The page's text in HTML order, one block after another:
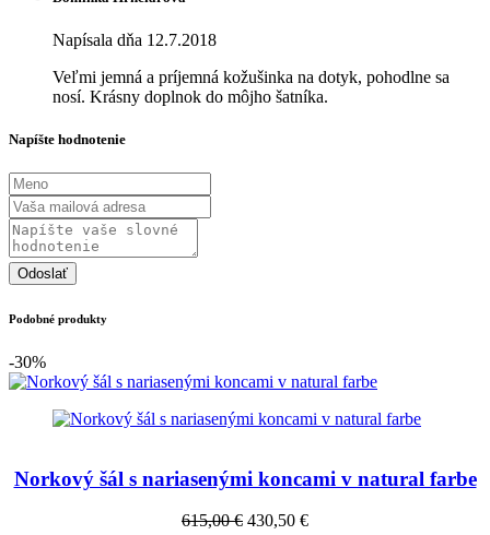
Napísala dňa 12.7.2018
Veľmi jemná a príjemná kožušinka na dotyk, pohodlne sa
nosí. Krásny doplnok do môjho šatníka.
Napíšte hodnotenie
Odoslať
Podobné produkty
-30%
Norkový šál s nariasenými koncami v natural farbe
615,00 € 430,50 €